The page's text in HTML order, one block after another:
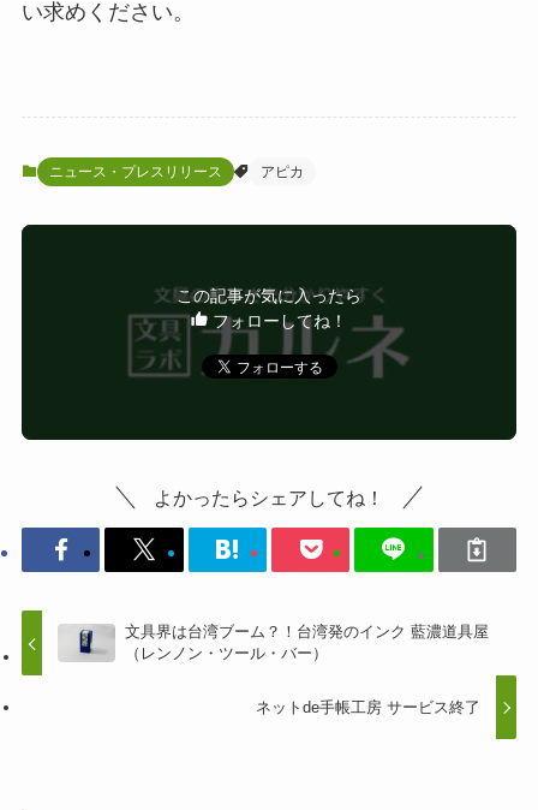
い求めください。
ニュース・プレスリリース アピカ
この記事が気に入ったら
フォローしてね！
よかったらシェアしてね！
文具界は台湾ブーム？！台湾発のインク 藍濃道具屋
（レンノン・ツール・バー）
ネットde手帳工房 サービス終了